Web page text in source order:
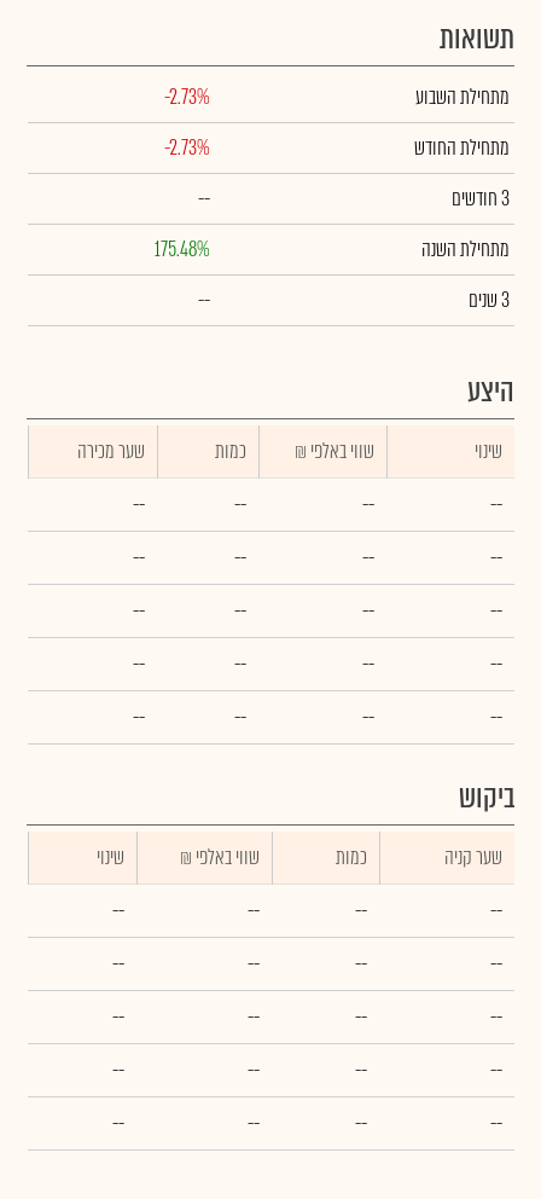
תשואות
מתחילת השבוע
-2.73%
מתחילת החודש
-2.73%
3 חודשים
--
מתחילת השנה
175.48%
3 שנים
--
היצע
שינוי ₪ שווי באלפי כמות
שער מכירה
--
--
--
--
--
--
--
--
--
--
--
--
--
--
--
--
--
--
--
--
ביקוש
שער קניה כמות ₪ שווי באלפי
שינוי
--
--
--
--
--
--
--
--
--
--
--
--
--
--
--
--
--
--
--
--